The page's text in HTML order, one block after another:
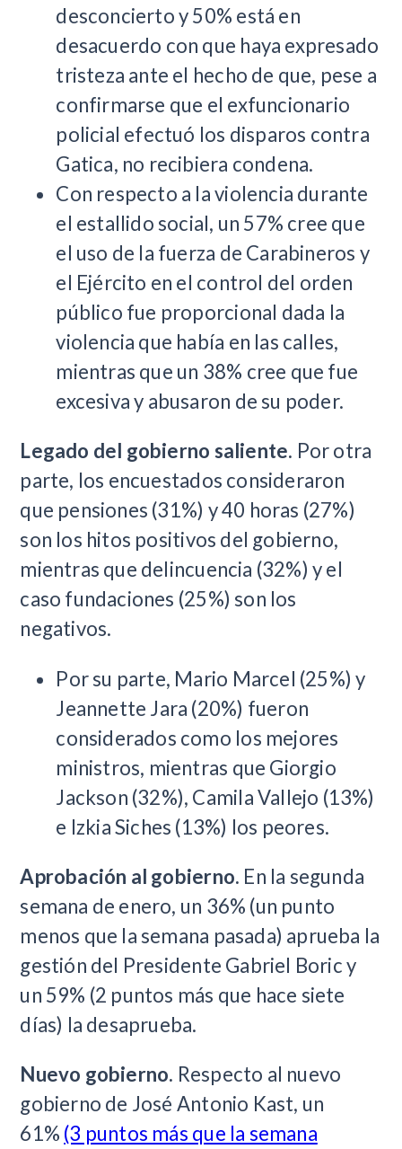
desconcierto y 50% está en
desacuerdo con que haya expresado
tristeza ante el hecho de que, pese a
confirmarse que el exfuncionario
policial efectuó los disparos contra
Gatica, no recibiera condena.
Con respecto a la violencia durante
el estallido social, un 57% cree que
el uso de la fuerza de Carabineros y
el Ejército en el control del orden
público fue proporcional dada la
violencia que había en las calles,
mientras que un 38% cree que fue
excesiva y abusaron de su poder.
Legado del gobierno saliente. Por otra
parte, los encuestados consideraron
que pensiones (31%) y 40 horas (27%)
son los hitos positivos del gobierno,
mientras que delincuencia (32%) y el
caso fundaciones (25%) son los
negativos.
Por su parte, Mario Marcel (25%) y
Jeannette Jara (20%) fueron
considerados como los mejores
ministros, mientras que Giorgio
Jackson (32%), Camila Vallejo (13%)
e Izkia Siches (13%) los peores.
Aprobación al gobierno. En la segunda
semana de enero, un 36% (un punto
menos que la semana pasada) aprueba la
gestión del Presidente Gabriel Boric y
un 59% (2 puntos más que hace siete
días) la desaprueba.
Nuevo gobierno. Respecto al nuevo
gobierno de José Antonio Kast, un
61% (3 puntos más que la semana